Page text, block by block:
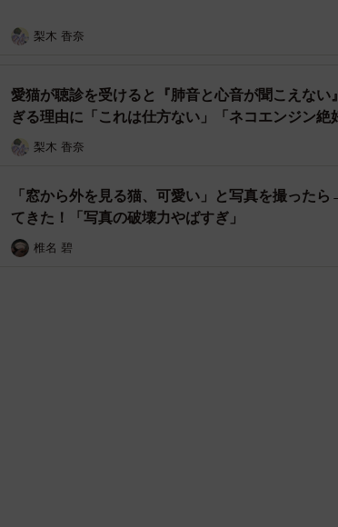
。当初は別の猫を見に行く予定でしたが、思いが
に行った夫が、当時生後4カ月だっためかぶに一
めかぶがゴロゴロと喉を鳴らして…譲渡会のスタ
こされて喉を鳴らしたわ！』と驚いていました」
いた中で、めかぶちゃんは飼い主さんご夫婦のも
当時の感謝を振り返ります。
な「甘えん坊」の印象とは裏腹に、家に帰ってか
梨木 香奈
愛猫が聴診を受けると『肺音と心音が聞こえな
ぎる理由に「これは仕方ない」「ネコエンジン絶
梨木 香奈
「窓から外を見る猫、可愛い」と写真を撮った
てきた！「写真の破壊力やばすぎ」
椎名 碧